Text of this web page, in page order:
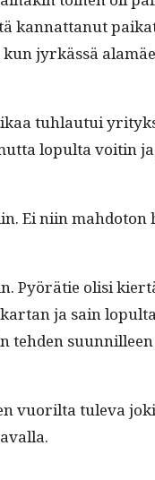
kan­nat­tanut
jyrkässä
tuh­lau­tui
lop­ul­ta voitin
Ei niin
Pyörätie olisi
ja sain
tehden
vuo­ril­ta tule­va